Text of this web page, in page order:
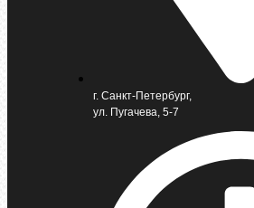
г. Санкт-Петербург,
ул. Пугачева, 5-7